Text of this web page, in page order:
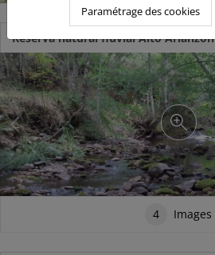
Reserva natural fluvial Alto Arlanzón
4 Images
Paramétrage des cookies